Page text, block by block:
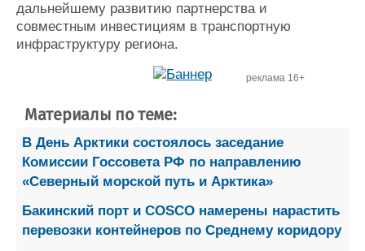
дальнейшему развитию партнерства и
совместным инвестициям в транспортную
инфраструктуру региона.
реклама 16+
Материалы по теме:
В День Арктики состоялось заседание
Комиссии Госсовета РФ по направлению
«Северный морской путь и Арктика»
Бакинский порт и COSCO намерены нарастить
перевозки контейнеров по Среднему коридору